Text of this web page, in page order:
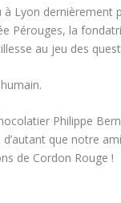
à Lyon
Pérouges, la
au jeu des
Philippe
que notre
de Cordon Rouge !